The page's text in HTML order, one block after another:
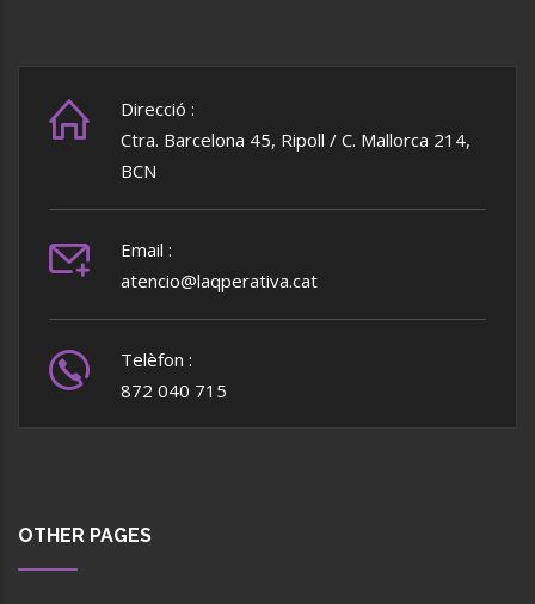
Direcció :
Ctra. Barcelona 45, Ripoll / C. Mallorca 214,
BCN
Email :
atencio@laqperativa.cat
Telèfon :
872 040 715
OTHER PAGES